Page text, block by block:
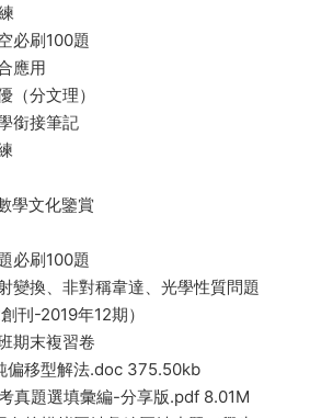
必刷100題
應用
（分文理）
銜接筆記
學文化鑒賞
必刷100題
變換、非對稱韋達、光學性質問題
刊-2019年12期）
期末複習卷
偏移型解法.doc 375.50kb
真題選填彙編-分享版.pdf 8.01M